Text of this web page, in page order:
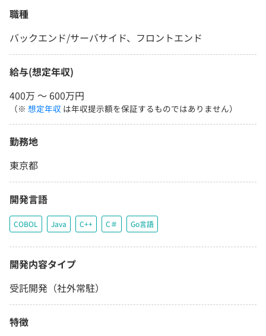
職種
バックエンド/サーバサイド、フロントエンド
給与(想定年収)
400万 〜 600万円
（※ 想定年収 は年収提示額を保証するものではありません）
勤務地
東京都
開発言語
COBOL Java C++ C＃ Go言語
開発内容タイプ
受託開発（社外常駐）
特徴